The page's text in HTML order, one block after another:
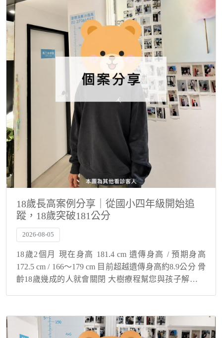
18歲長高案例分享｜從國小四年級開始追
蹤，18歲突破181公分
2026-08-05
18歲2個月 現在身高 181.4 cm 遺傳身高 / 預期身高
172.5 cm / 166～179 cm 目前超越遺傳身高約8.9公分 骨
齡18歲幾成的人就會關閉 大樹療程幫您與孩子解決身